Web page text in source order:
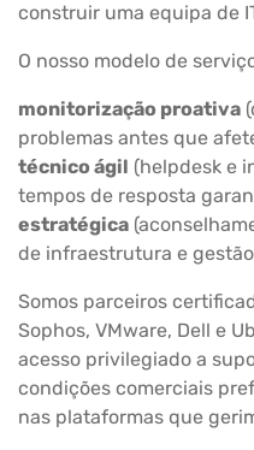
construir uma equipa de
O nosso modelo de
monitorização proativa
problemas antes que
técnico ágil (helpdesk e
tempos de resposta
estratégica
de infraestrutura e
Somos parceiros
Sophos, VMware, Dell e
acesso privilegiado a
condições comerciais
nas plataformas que